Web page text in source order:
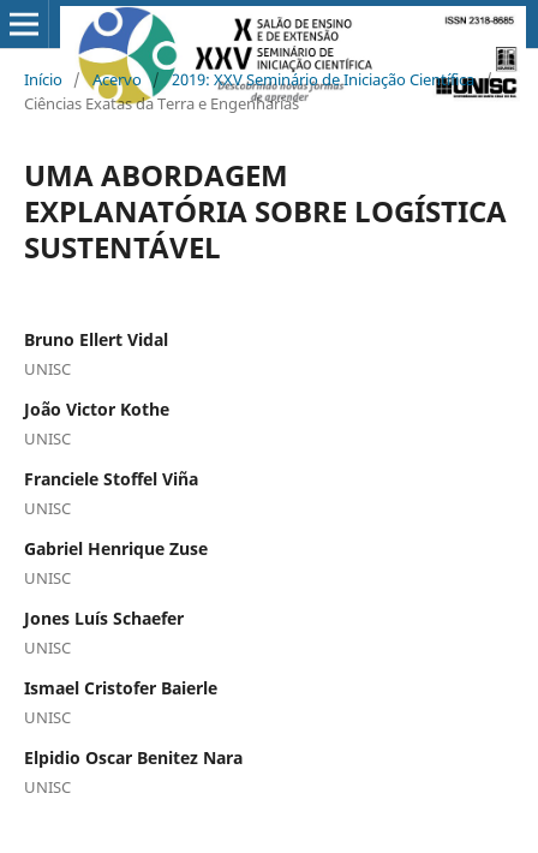
Início / Acervo / 2019: XXV Seminário de Iniciação Científica /
Ciências Exatas da Terra e Engenharias
UMA ABORDAGEM
EXPLANATÓRIA SOBRE LOGÍSTICA
SUSTENTÁVEL
Bruno Ellert Vidal
UNISC
João Victor Kothe
UNISC
Franciele Stoffel Viña
UNISC
Gabriel Henrique Zuse
UNISC
Jones Luís Schaefer
UNISC
Ismael Cristofer Baierle
UNISC
Elpidio Oscar Benitez Nara
UNISC